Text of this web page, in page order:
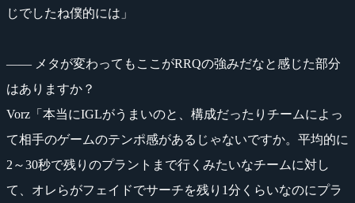
じでしたね僕的には」
―― メタが変わってもここがRRQの強みだなと感じた部分
はありますか？
Vorz「本当にIGLがうまいのと、構成だったりチームによっ
て相手のゲームのテンポ感があるじゃないですか。平均的に
2～30秒で残りのプラントまで行くみたいなチームに対し
て、オレらがフェイドでサーチを残り1分くらいなのにプラ